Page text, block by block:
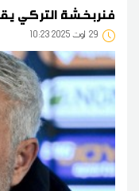
فنربخشة التركي
29 10:23 2025 أوت